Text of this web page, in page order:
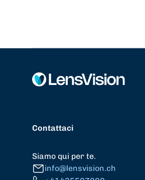
Contattaci
Siamo qui per te.
info@lensvision.ch